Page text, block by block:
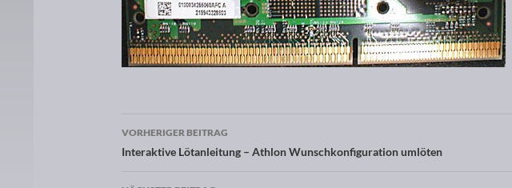
Beitragsnavigation
VORHERIGER BEITRAG
Interaktive Lötanleitung – Athlon Wunschkonfiguration umlöten